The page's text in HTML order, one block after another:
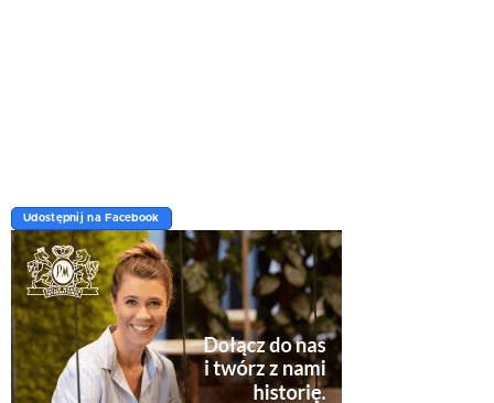
Udostępnij na Facebook